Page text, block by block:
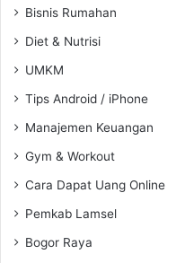
Bisnis Rumahan
Diet & Nutrisi
UMKM
Tips Android / iPhone
Manajemen Keuangan
Gym & Workout
Cara Dapat Uang Online
Pemkab Lamsel
Bogor Raya